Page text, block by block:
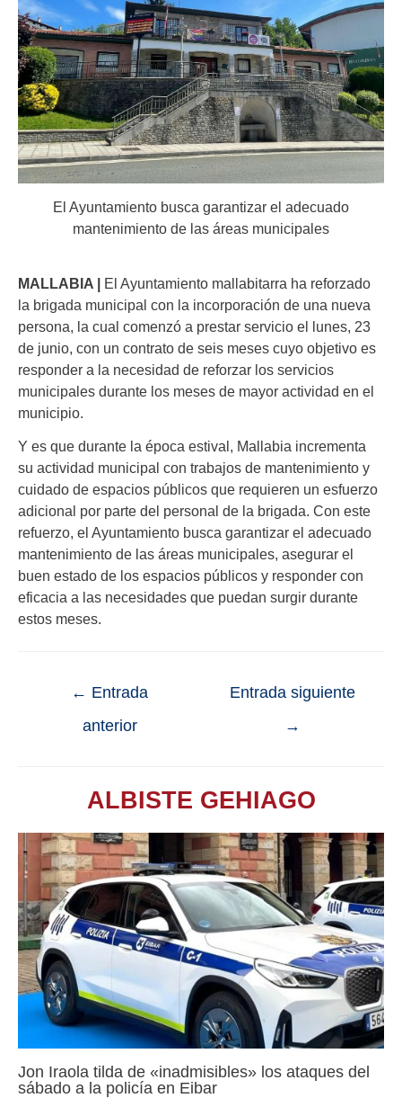
El Ayuntamiento busca garantizar el adecuado
mantenimiento de las áreas municipales
MALLABIA |
El Ayuntamiento mallabitarra ha reforzado
la brigada municipal con la incorporación de una nueva
persona, la cual comenzó a prestar servicio el lunes, 23
de junio, con un contrato de seis meses cuyo objetivo es
responder a la necesidad de reforzar los servicios
municipales durante los meses de mayor actividad en el
municipio.
Y es que durante la época estival, Mallabia incrementa
su actividad municipal con trabajos de mantenimiento y
cuidado de espacios públicos que requieren un esfuerzo
adicional por parte del personal de la brigada. Con este
refuerzo, el Ayuntamiento busca garantizar el adecuado
mantenimiento de las áreas municipales, asegurar el
buen estado de los espacios públicos y responder con
eficacia a las necesidades que puedan surgir durante
estos meses.
← Entrada
anterior
Entrada siguiente
→
ALBISTE GEHIAGO
Jon Iraola tilda de «inadmisibles» los ataques del
sábado a la policía en Eibar